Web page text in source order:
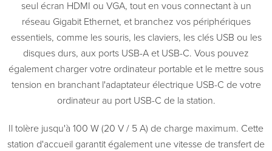
seul écran HDMI ou VGA, tout en vous connectant à un
réseau Gigabit Ethernet, et branchez vos périphériques
essentiels, comme les souris, les claviers, les clés USB ou les
disques durs, aux ports USB-A et USB-C. Vous pouvez
également charger votre ordinateur portable et le mettre sous
tension en branchant l'adaptateur électrique USB-C de votre
ordinateur au port USB-C de la station.
Il tolère jusqu'à 100 W (20 V / 5 A) de charge maximum. Cette
station d'accueil garantit également une vitesse de transfert de